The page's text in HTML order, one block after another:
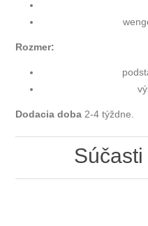
Rozmer:
Dodacia doba 2-4 týždne.